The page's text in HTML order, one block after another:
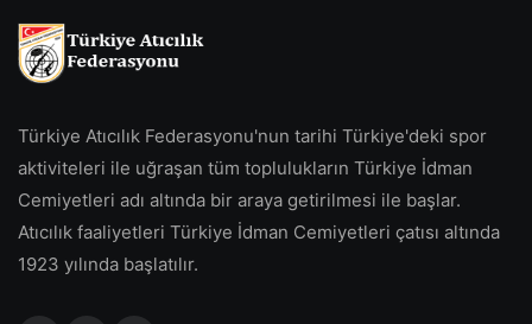
Türkiye Atıcılık Federasyonu'nun tarihi Türkiye'deki spor
aktiviteleri ile uğraşan tüm toplulukların Türkiye İdman
Cemiyetleri adı altında bir araya getirilmesi ile başlar.
Atıcılık faaliyetleri Türkiye İdman Cemiyetleri çatısı altında
1923 yılında başlatılır.